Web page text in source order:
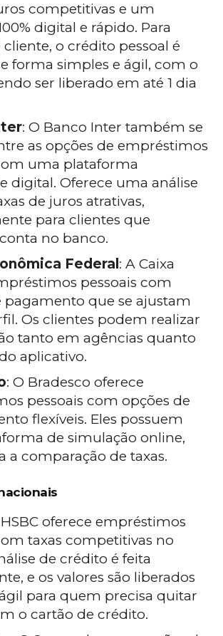
competitivas e um
digital e rápido. Para
o crédito pessoal é
forma simples e ágil, com o
ser liberado em até 1 dia
: O Banco Inter também se
as opções de empréstimos
uma plataforma
digital. Oferece uma análise
de juros atrativas,
para clientes que
no banco.
Federal : A Caixa
pessoais com
pagamento que se ajustam
Os clientes podem realizar
tanto em agências quanto
aplicativo.
: O Bradesco oferece
pessoais com opções de
flexíveis. Eles possuem
de simulação online,
a comparação de taxas.
HSBC oferece empréstimos
taxas competitivas no
de crédito é feita
e os valores são liberados
para quem precisa quitar
o cartão de crédito.